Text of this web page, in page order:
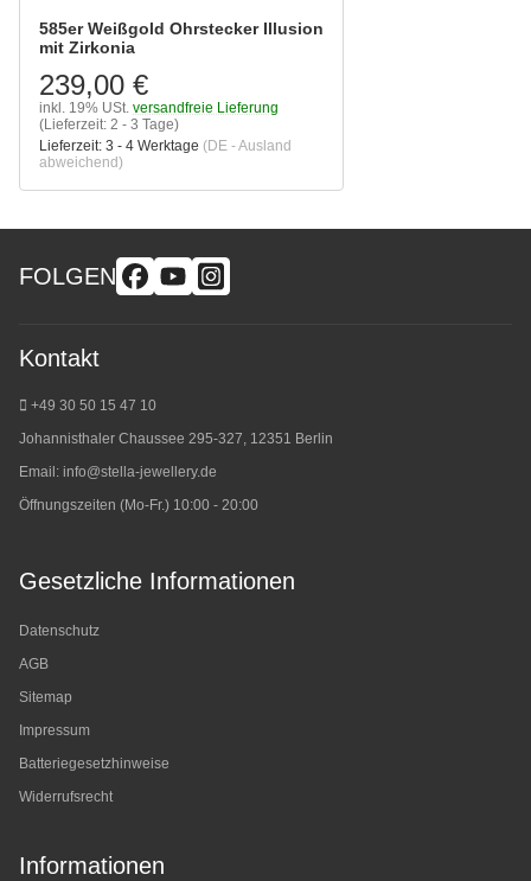
585er Weißgold Ohrstecker Illusion
mit Zirkonia
239,00 €
inkl. 19% USt. versandfreie Lieferung
(Lieferzeit: 2 - 3 Tage)
Lieferzeit: 3 - 4 Werktage (DE - Ausland
abweichend)
FOLGEN
Kontakt
+49 30 50 15 47 10
Johannisthaler Chaussee 295-327, 12351 Berlin
Email: info@stella-jewellery.de
Öffnungszeiten (Mo-Fr.) 10:00 - 20:00
Gesetzliche Informationen
Datenschutz
AGB
Sitemap
Impressum
Batteriegesetzhinweise
Widerrufsrecht
Informationen